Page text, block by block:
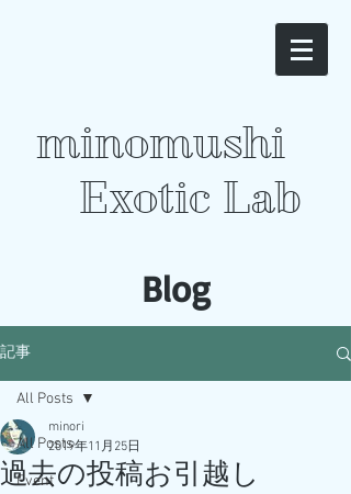
minomushi
Exotic Lab
​Blog
記事
All Posts
Event
All Posts
過去の投稿お引越し
minori
2019年11月25日